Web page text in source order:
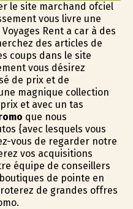
le site marchand officiel
vous livre une
Rent a car à des
des articles de
coups dans le site
vous désirez
de prix et de
magnifique collection
et avec un tas
que nous
{avec lesquels vous
vous de regarder notre
vos acquisitions
équipe de conseillers
de pointe en
de grandes offres